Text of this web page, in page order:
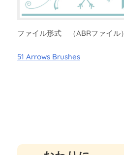
ファイル形式 （ABRファイル）
51 Arrows Brushes